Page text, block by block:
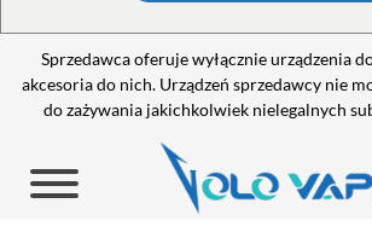
Sprzedawca oferuje wyłącznie urządzenia
akcesoria do nich. Urządzeń sprzedawcy nie
do zażywania jakichkolwiek nielegalnych